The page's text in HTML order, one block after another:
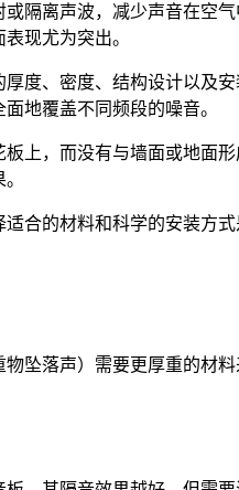
隔离声波，减少声音在空
现尤为突出。
度、密度、结构设计以及
地覆盖不同频段的噪音。
上，而没有与墙面或地
合的材料和科学的安装方式
坠落声）需要更厚重的材